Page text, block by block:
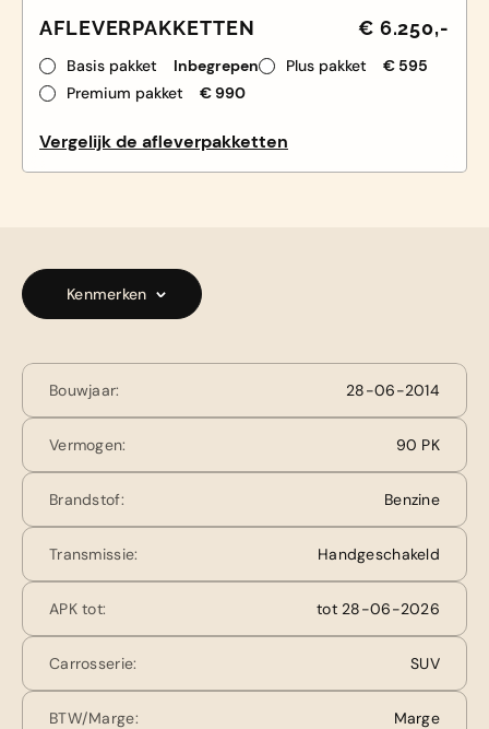
AFLEVERPAKKETTEN € 6.250,-
Basis pakket Inbegrepen Plus pakket
€ 595
Premium pakket
€ 990
Vergelijk de afleverpakketten
Kenmerken
Bouwjaar: 28-06-2014
Vermogen: 90 PK
Brandstof: Benzine
Transmissie: Handgeschakeld
APK tot: tot 28-06-2026
Carrosserie: SUV
BTW/Marge: Marge